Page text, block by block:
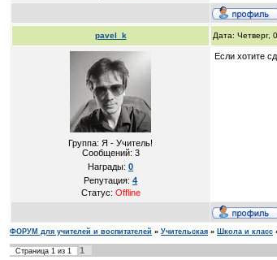
pavel_k Дата: Четверг,
Группа: Я - Учитель!
Сообщений: 3
Награды: 0
Репутация: 4
Статус: Offline
Если хотите
ФОРУМ для учителей и воспитателей » Учительская » Школа и класс
Страница 1 из 1
1